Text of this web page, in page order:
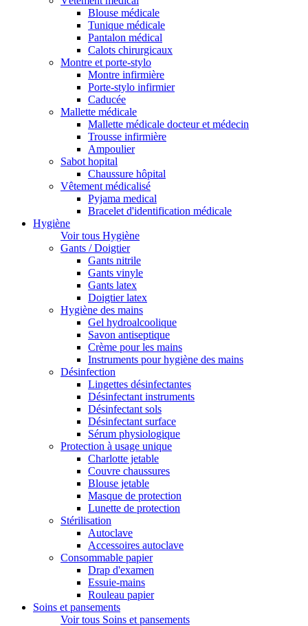
Blouse médicale
Tunique médicale
Pantalon médical
Calots chirurgicaux
Montre et porte-stylo
Montre infirmière
Porte-stylo infirmier
Caducée
Mallette médicale
Mallette médicale docteur et médecin
Trousse infirmière
Ampoulier
Sabot hopital
Chaussure hôpital
Vêtement médicalisé
Pyjama medical
Bracelet d'identification médicale
Hygiène
Voir tous Hygiène
Gants / Doigtier
Gants nitrile
Gants vinyle
Gants latex
Doigtier latex
Hygiène des mains
Gel hydroalcoolique
Savon antiseptique
Crème pour les mains
Instruments pour hygiène des mains
Désinfection
Lingettes désinfectantes
Désinfectant instruments
Désinfectant sols
Désinfectant surface
Sérum physiologique
Protection à usage unique
Charlotte jetable
Couvre chaussures
Blouse jetable
Masque de protection
Lunette de protection
Stérilisation
Autoclave
Accessoires autoclave
Consommable papier
Drap d'examen
Essuie-mains
Rouleau papier
Soins et pansements
Voir tous Soins et pansements